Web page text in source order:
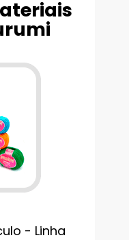
- Linha